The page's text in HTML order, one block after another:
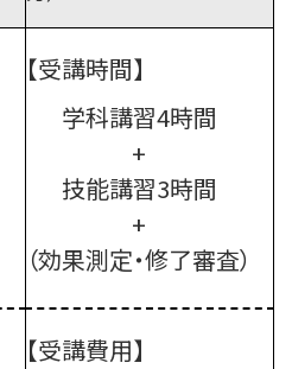
【受講時間】
学科講習4時間
+
技能講習3時間
+
（効果測定・修了審査）
【受講費用】